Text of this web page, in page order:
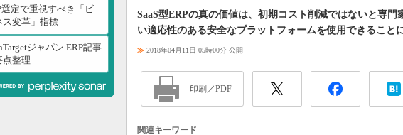
選定で重視すべき「ビ
ス変革」指標
ジャパン ERP記事
点整理
SaaS型ERPの真の価値は、初期コスト削減ではないと専
い適応性のある安全なプラットフォームを使用できること
≫ 2018年04月11日 05時00分 公開
印刷／PDF
関連キーワード